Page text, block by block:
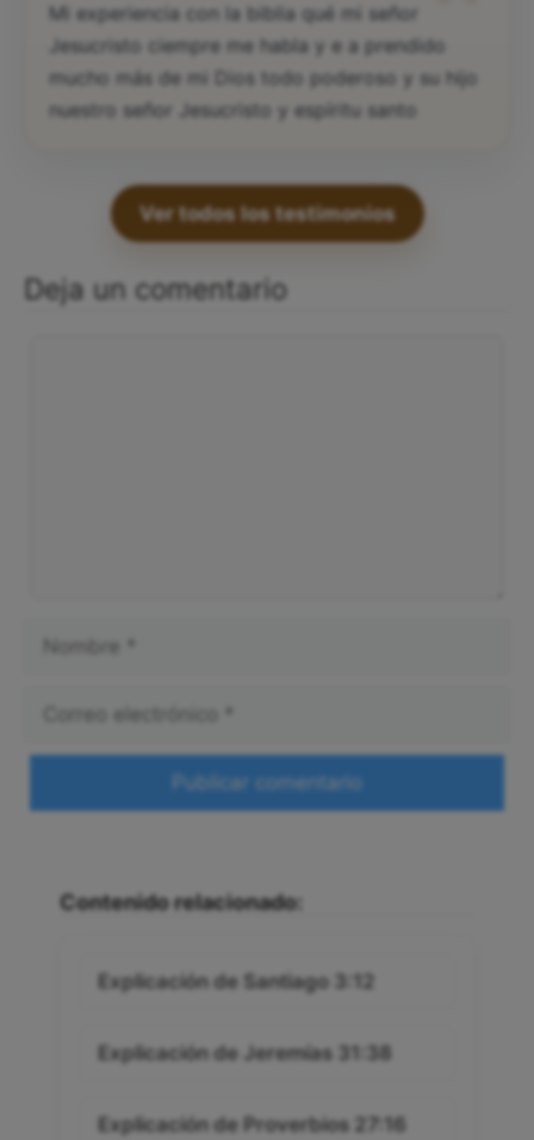
Mi experiencia con la biblia qué mi señor
Jesucristo ciempre me habla y e a prendido
mucho más de mi Dios todo poderoso y su hijo
nuestro señor Jesucristo y espíritu santo
Ver todos los testimonios
Deja un comentario
Contenido relacionado:
Explicación de Santiago 3:12
Explicación de Jeremías 31:38
Explicación de Proverbios 27:16